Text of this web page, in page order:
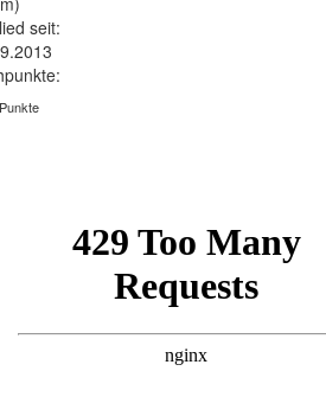
seit: